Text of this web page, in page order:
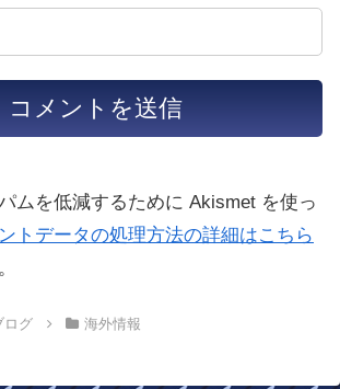
ムを低減するために Akismet を使っ
トデータの処理方法の詳細はこちら
。
ログ 海外情報